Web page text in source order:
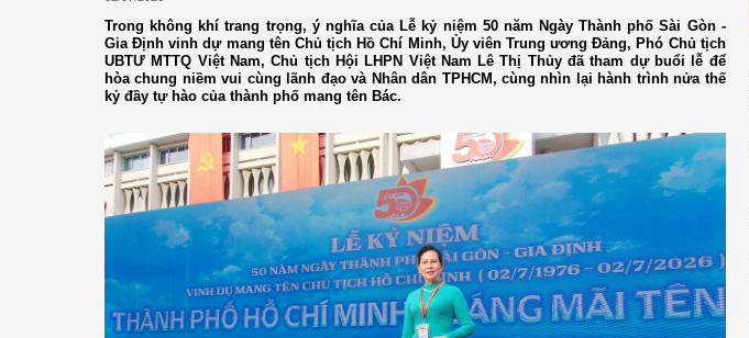
Trong không khí trang trọng, ý nghĩa của Lễ kỷ niệm 50 năm Ngày Thành phố Sài Gòn -
Gia Định vinh dự mang tên Chủ tịch Hồ Chí Minh, Ủy viên Trung ương Đảng, Phó Chủ tịch
UBTƯ MTTQ Việt Nam, Chủ tịch Hội LHPN Việt Nam Lê Thị Thủy đã tham dự buổi lễ để
hòa chung niềm vui cùng lãnh đạo và Nhân dân TPHCM, cùng nhìn lại hành trình nửa thế
kỷ đầy tự hào của thành phố mang tên Bác.